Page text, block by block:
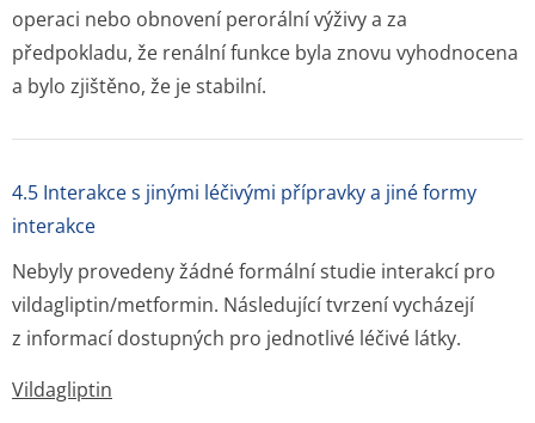
operaci nebo obnovení perorální výživy a za
předpokladu, že renální funkce byla znovu vyhodnocena
a bylo zjištěno, že je stabilní.
4.5 Interakce s jinými léčivými přípravky a jiné formy
interakce
Nebyly provedeny žádné formální studie interakcí pro
vildagliptin/met­formin. Následující tvrzení vycházejí
z informací dostupných pro jednotlivé léčivé látky.
Vildagliptin